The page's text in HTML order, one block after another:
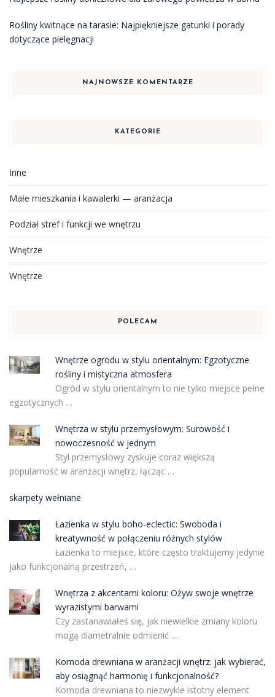
Rośliny kwitnące na tarasie: Najpiękniejsze gatunki i porady
dotyczące pielęgnacji
NAJNOWSZE KOMENTARZE
KATEGORIE
Inne
Małe mieszkania i kawalerki — aranżacja
Podział stref i funkcji we wnętrzu
Wnętrze
Wnętrze
POLECAM
Wnętrze ogrodu w stylu orientalnym: Egzotyczne
rośliny i mistyczna atmosfera
Ogród w stylu orientalnym to nie tylko miejsce pełne
egzotycznych …
Wnętrza w stylu przemysłowym: Surowość i
nowoczesność w jednym
Styl przemysłowy zyskuje coraz większą
popularność w aranżacji wnętrz, łącząc …
skarpety wełniane
Łazienka w stylu boho-eclectic: Swoboda i
kreatywność w połączeniu różnych stylów
Łazienka to miejsce, które często traktujemy jedynie
jako funkcjonalną przestrzeń, …
Wnętrza z akcentami koloru: Ożyw swoje wnętrze
wyrazistymi barwami
Czy zastanawiałeś się, jak niewielkie zmiany koloru
mogą diametralnie odmienić …
Komoda drewniana w aranżacji wnętrz: jak wybierać,
aby osiągnąć harmonię i funkcjonalność?
Komoda drewniana to niezwykle istotny element